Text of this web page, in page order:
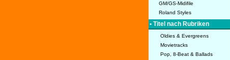
GM/GS-Midifile
Roland Styles
• Titel nach Rubriken
Oldies & Evergreens
Movietracks
Pop, 8-Beat & Ballads